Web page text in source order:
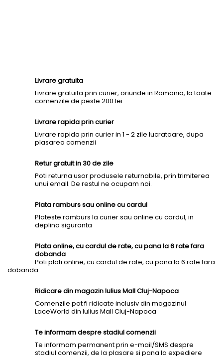
Livrare gratuita
Livrare gratuita prin curier, oriunde in Romania, la toate
comenzile de peste 200 lei
Livrare rapida prin curier
Livrare rapida prin curier in 1 - 2 zile lucratoare, dupa
plasarea comenzii
Retur gratuit in 30 de zile
Poti returna usor produsele returnabile, prin trimiterea
unui email. De restul ne ocupam noi.
Plata ramburs sau online cu cardul
Plateste ramburs la curier sau online cu cardul, in
deplina siguranta
Plata online, cu cardul de rate, cu pana la 6 rate fara
dobanda
Poti plati online, cu cardul de rate, cu pana la 6 rate fara
dobanda.
Ridicare din magazin Iulius Mall Cluj-Napoca
Comenzile pot fi ridicate inclusiv din magazinul
LaceWorld din Iulius Mall Cluj-Napoca
Te informam despre stadiul comenzii
Te informam permanent prin e-mail/SMS despre
stadiul comenzii, de la plasare si pana la expediere